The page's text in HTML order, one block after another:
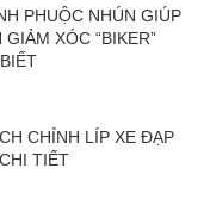
PHUỘC NHÚN GIÚP
XÓC “BIKER”
CHỈNH LÍP XE ĐẠP
TIẾT